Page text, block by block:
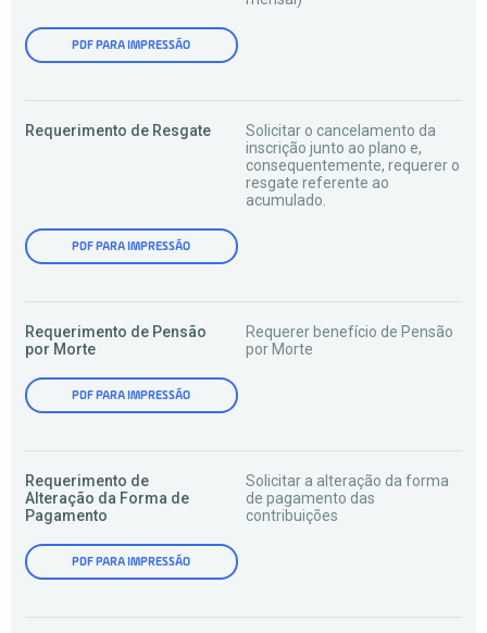
PDF PARA IMPRESSÃO
Requerimento de Resgate
Solicitar o cancelamento da
inscrição junto ao plano e,
consequentemente, requerer o
resgate referente ao
acumulado.
PDF PARA IMPRESSÃO
Requerimento de Pensão
por Morte
Requerer benefício de Pensão
por Morte
PDF PARA IMPRESSÃO
Requerimento de
Alteração da Forma de
Pagamento
Solicitar a alteração da forma
de pagamento das
contribuições
PDF PARA IMPRESSÃO